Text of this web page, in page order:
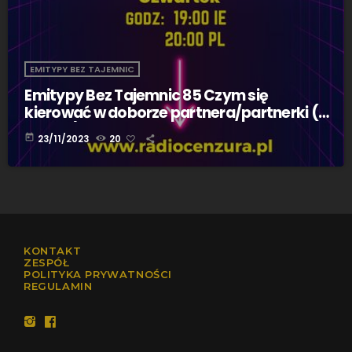
EMITYPY BEZ TAJEMNIC
Emitypy Bez Tajemnic 85 Czym się
kierować w doborze partnera/partnerki (23
11 2023)
today 23/11/2023 20
KONTAKT
ZESPÓŁ
POLITYKA PRYWATNOŚCI
REGULAMIN